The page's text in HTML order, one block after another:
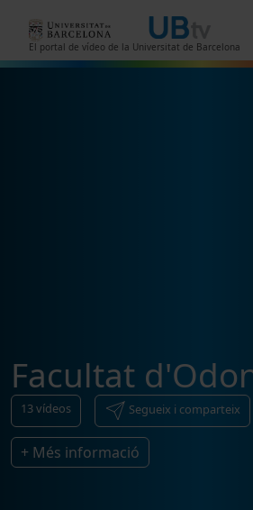
El portal de vídeo de la Universitat de Barcelona
Facultat
13vídeos Segueix i comparteix
+ Més informació